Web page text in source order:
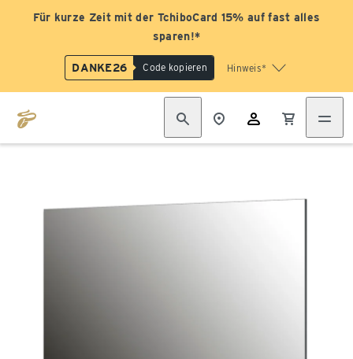
Für kurze Zeit mit der TchiboCard 15% auf fast alles
sparen!*
DANKE26 Code kopieren Hinweis*